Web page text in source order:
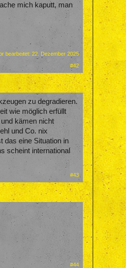
mich kaputt, man
bearbeitet: 22. Dezember 2025
#42
zu degradieren.
wie möglich erfüllt
kämen nicht
und Co. nix
das eine Situation in
scheint international
#43
#44